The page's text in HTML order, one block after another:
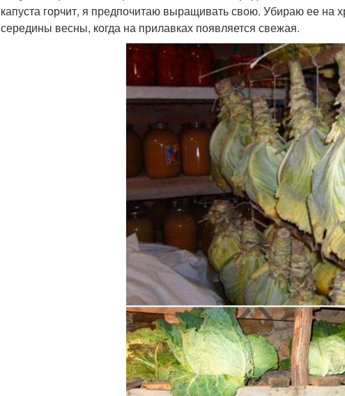
капуста горчит, я предпочитаю выращивать свою. Убираю ее на
середины весны, когда на прилавках появляется свежая.